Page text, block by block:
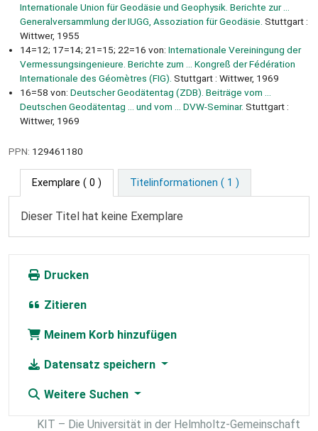
Internationale Union für Geodäsie und Geophysik. Berichte zur ...
Generalversammlung der IUGG, Assoziation für Geodäsie. Stuttgart :
Wittwer, 1955
14=12; 17=14; 21=15; 22=16 von: Internationale Vereiningung der
Vermessungsingenieure. Berichte zum ... Kongreß der Fédération
Internationale des Géomètres (FIG). Stuttgart : Wittwer, 1969
16=58 von: Deutscher Geodätentag (ZDB). Beiträge vom ...
Deutschen Geodätentag ... und vom ... DVW-Seminar. Stuttgart :
Wittwer, 1969
PPN: 129461180
Exemplare ( 0 ) Titelinformationen ( 1 )
Dieser Titel hat keine Exemplare
Drucken
Zitieren
Meinem Korb hinzufügen
Datensatz speichern
Weitere Suchen
KIT – Die Universität in der Helmholtz-Gemeinschaft